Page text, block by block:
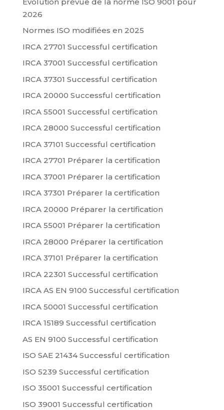
2026
Normes ISO modifiées en 2025
IRCA 27701 Successful certification
IRCA 37001 Successful certification
IRCA 37301 Successful certification
IRCA 20000 Successful certification
IRCA 55001 Successful certification
IRCA 28000 Successful certification
IRCA 37101 Successful certification
IRCA 27701 Préparer la certification
IRCA 37001 Préparer la certification
IRCA 37301 Préparer la certification
IRCA 20000 Préparer la certification
IRCA 55001 Préparer la certification
IRCA 28000 Préparer la certification
IRCA 37101 Préparer la certification
IRCA 22301 Successful certification
IRCA AS EN 9100 Successful certification
IRCA 50001 Successful certification
IRCA 15189 Successful certification
AS EN 9100 Successful certification
ISO SAE 21434 Successful certification
ISO 5239 Successful certification
ISO 35001 Successful certification
ISO 39001 Successful certification